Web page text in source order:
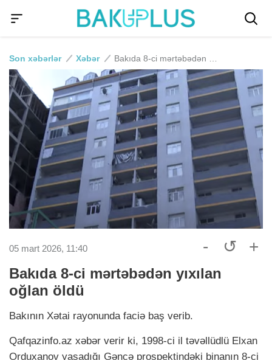
Son xəbərlər Xəbər
05 mart 2026, 11:40 - ↺ +
Bakıda 8-ci mərtəbədən yıxılan
oğlan öldü
Bakının Xətai rayonunda faciə baş verib.
Qafqazinfo.аz xəbər verir ki, 1998-ci il təvəllüdlü Elxan
Orduxanov yaşadığı Gəncə prospektindəki binanın 8-ci